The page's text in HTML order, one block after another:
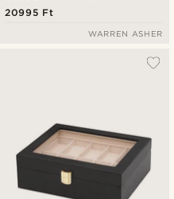
20995 Ft
WARREN ASHER